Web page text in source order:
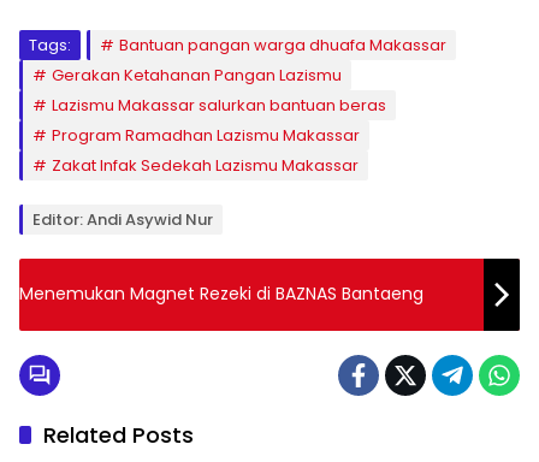
Tags:
Bantuan pangan warga dhuafa Makassar
Gerakan Ketahanan Pangan Lazismu
Lazismu Makassar salurkan bantuan beras
Program Ramadhan Lazismu Makassar
Zakat Infak Sedekah Lazismu Makassar
Editor: Andi Asywid Nur
Menemukan Magnet Rezeki di BAZNAS Bantaeng
Related Posts